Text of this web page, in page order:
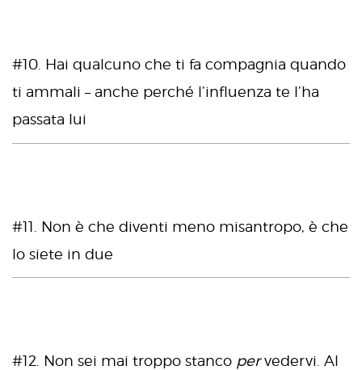
#10. Hai qualcuno che ti fa compagnia quando
ti ammali – anche perché l’influenza te l’ha
passata lui
#11. Non è che diventi meno misantropo, è che
lo siete in due
#12. Non sei mai troppo stanco pervedervi. Al